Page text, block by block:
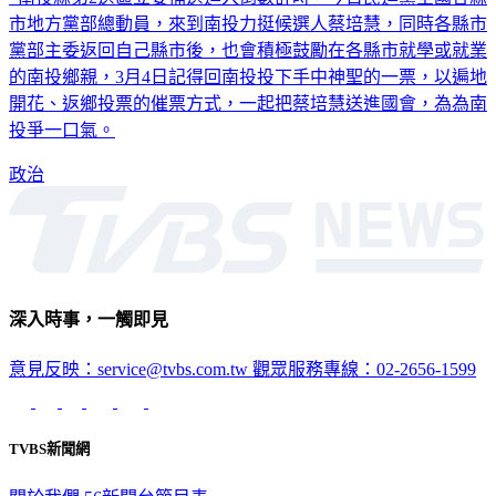
市地方黨部總動員，來到南投力挺候選人蔡培慧，同時各縣市
黨部主委返回自己縣市後，也會積極鼓勵在各縣市就學或就業
的南投鄉親，3月4日記得回南投投下手中神聖的一票，以遍地
開花、返鄉投票的催票方式，一起把蔡培慧送進國會，為為南
投爭一口氣。
政治
深入時事，一觸即見
意見反映：service@tvbs.com.tw 觀眾服務專線：02-2656-1599
TVBS新聞網